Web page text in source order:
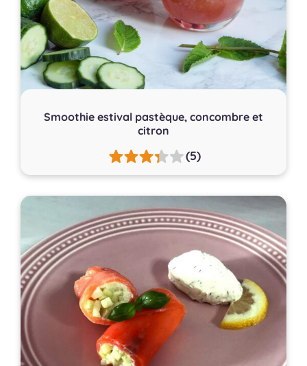
Smoothie estival pastèque, concombre et
citron
(5)